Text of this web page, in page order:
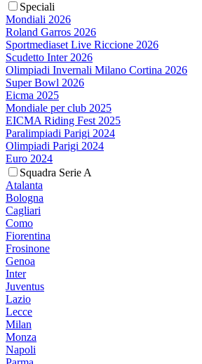
Speciali
Mondiali 2026
Roland Garros 2026
Sportmediaset Live Riccione 2026
Scudetto Inter 2026
Olimpiadi Invernali Milano Cortina 2026
Super Bowl 2026
Eicma 2025
Mondiale per club 2025
EICMA Riding Fest 2025
Paralimpiadi Parigi 2024
Olimpiadi Parigi 2024
Euro 2024
Squadra Serie A
Atalanta
Bologna
Cagliari
Como
Fiorentina
Frosinone
Genoa
Inter
Juventus
Lazio
Lecce
Milan
Monza
Napoli